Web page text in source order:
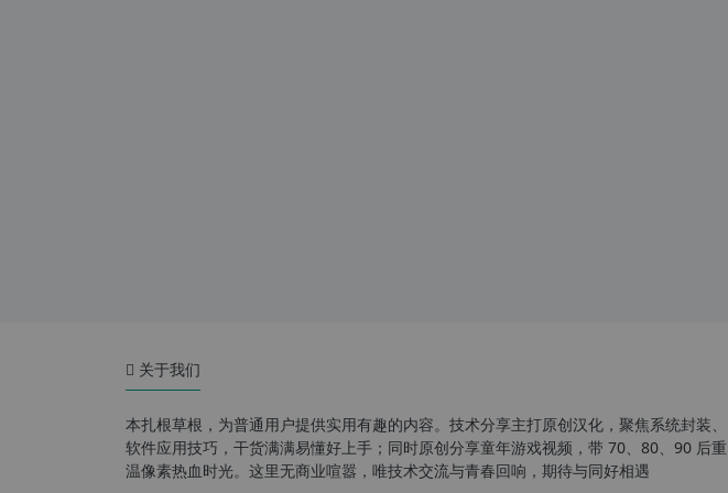
关于我们
本扎根草根，为普通用户提供实用有趣的内容。技术分享主打原创汉化，聚焦系统封装、
软件应用技巧，干货满满易懂好上手；同时原创分享童年游戏视频，带 70、80、90 后重
温像素热血时光。这里无商业喧嚣，唯技术交流与青春回响，期待与同好相遇